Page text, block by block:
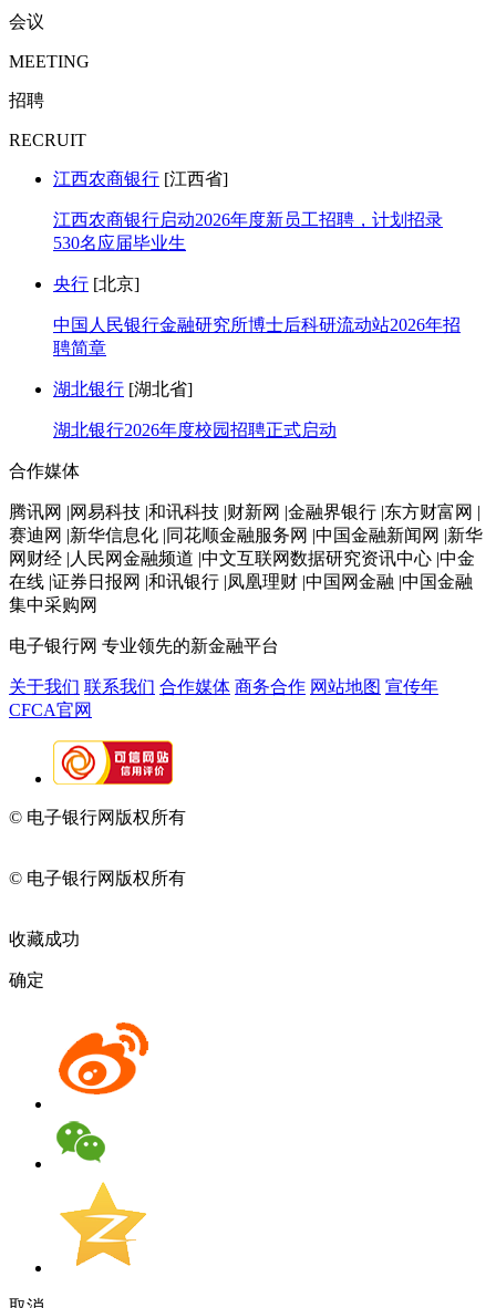
会议
MEETING
招聘
RECRUIT
江西农商银行 [江西省]
江西农商银行启动2026年度新员工招聘，计划招录
530名应届毕业生
央行 [北京]
中国人民银行金融研究所博士后科研流动站2026年招
聘简章
湖北银行 [湖北省]
湖北银行2026年度校园招聘正式启动
合作媒体
腾讯网 |网易科技 |和讯科技 |财新网 |金融界银行 |东方财富网 |
赛迪网 |新华信息化 |同花顺金融服务网 |中国金融新闻网 |新华
网财经 |人民网金融频道 |中文互联网数据研究资讯中心 |中金
在线 |证券日报网 |和讯银行 |凤凰理财 |中国网金融 |中国金融
集中采购网
电子银行网 专业领先的新金融平台
关于我们 联系我们 合作媒体 商务合作 网站地图 宣传年
CFCA官网
© 电子银行网版权所有
© 电子银行网版权所有
收藏成功
确定